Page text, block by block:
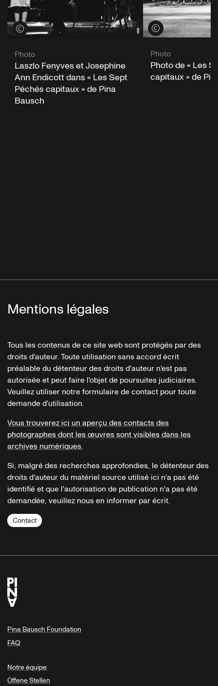
Voir les crédits
Photo
Laszlo Fenyves et Josephine
Ann Endicott dans « Les Sept
Péchés capitaux » de Pina
Bausch
Voir les crédits
Photo
Photo de « Les
capitaux » de
Mentions légales
Tous les contenus de ce site web sont protégés par des
droits d'auteur. Toute utilisation sans accord écrit
préalable du détenteur des droits d'auteur n'est pas
autorisée et peut faire l'objet de poursuites judiciaires.
Veuillez utiliser notre formulaire de contact pour toute
demande d'utilisation.
Vous trouverez ici un aperçu des contacts des
photographes dont les œuvres sont visibles dans les
archives numériques.
Si, malgré des recherches approfondies, le détenteur des
droits d'auteur du matériel source utilisé ici n'a pas été
identifié et que l'autorisation de publication n'a pas été
demandée, veuillez nous en informer par écrit.
Contact
Pina Bausch Foundation
FAQ
Notre équipe
Offene Stellen